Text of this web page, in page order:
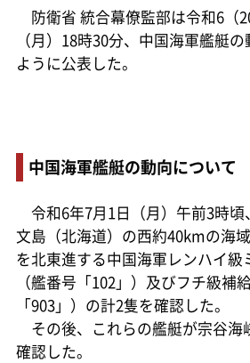
防衛省 統合幕僚監部は令和6（
（月）18時30分、中国海軍艦艇
ように公表した。
中国海軍艦艇の動向について
令和6年7月1日（月）午前3時
文島（北海道）の西約40kmの海
を北東進する中国海軍レンハイ級
（艦番号「102」）及びフチ級補
「903」）の計2隻を確認した。
その後、これらの艦艇が宗谷海
確認した。